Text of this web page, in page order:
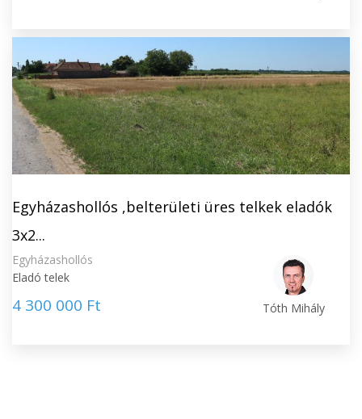
Egyházashollós ,belterületi üres telkek eladók
3x2...
Egyházashollós
Eladó telek
4 300 000 Ft Tóth Mihály